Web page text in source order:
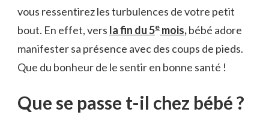
vous ressentirez les turbulences de votre petit
bout. En effet, vers la fin du 5e mois,bébé adore
manifester sa présence avec des coups de pieds.
Que du bonheur de le sentir en bonne santé !
Que se passe t-il chez bébé ?